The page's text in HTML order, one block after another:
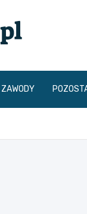
ZAWODY